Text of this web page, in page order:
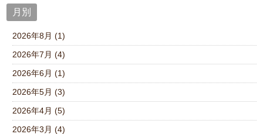
月別
2026年8月 (1)
2026年7月 (4)
2026年6月 (1)
2026年5月 (3)
2026年4月 (5)
2026年3月 (4)